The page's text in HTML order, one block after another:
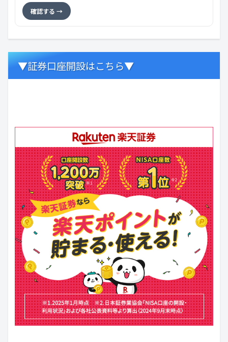
確認する →
▼証券口座開設はこちら▼